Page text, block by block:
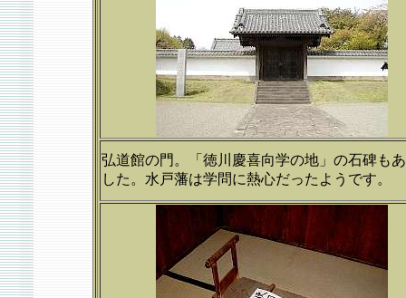
弘道館の門。「徳川慶喜向学の地」の石碑も
した。水戸藩は学問に熱心だったようです。